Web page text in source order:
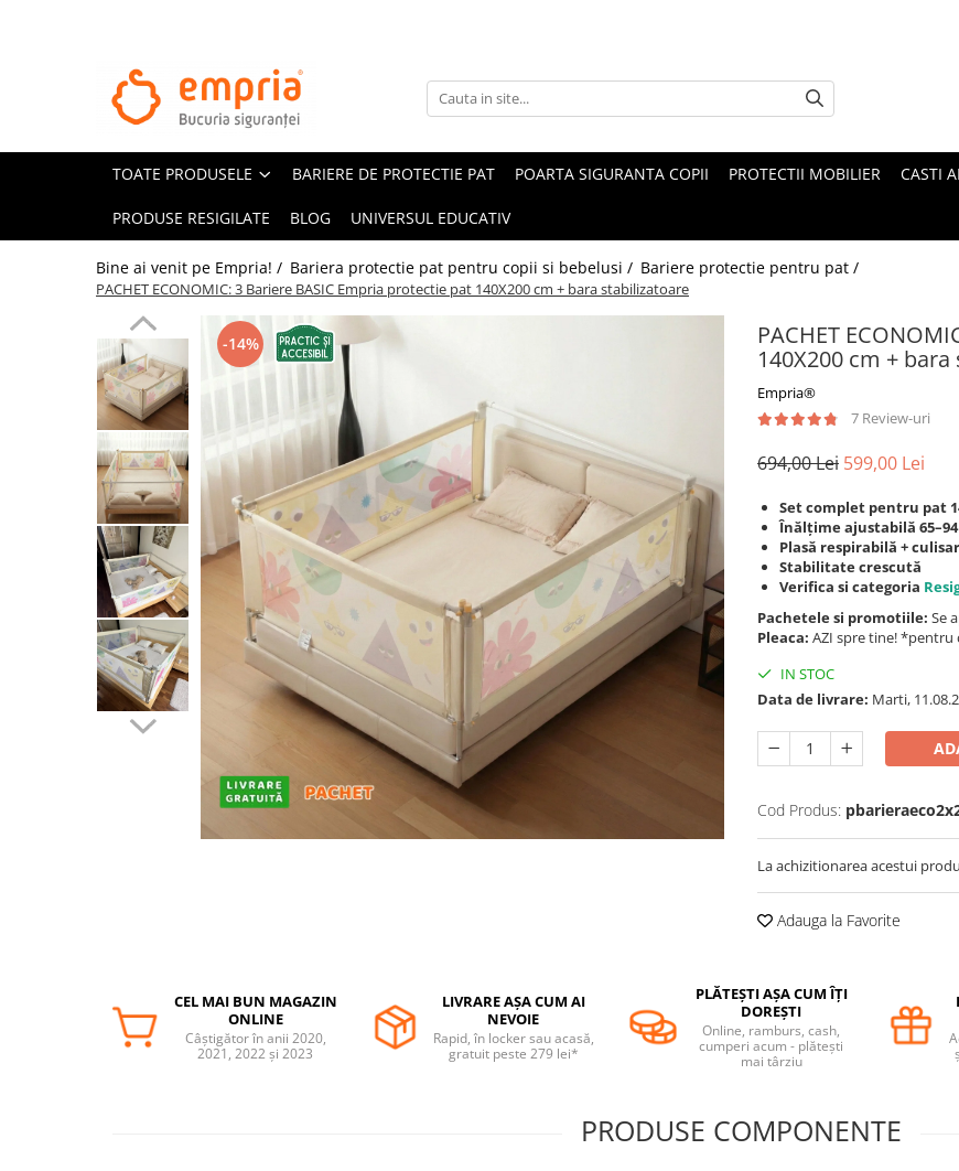
TOATE PRODUSELE
Oferte Protectii Laterale Pat
Bariere protectie pentru pat
Aparatori laterale patut bebe
Banda protectie mobila copii
Protectie colturi mobila copii
Sigurante pentru sertare si usi
Sigurante geamuri si usi glisante
Kituri de siguranta pentru copii si
Protectii casa
Protectii utile
Poarta siguranta copii
Deflectoare pentru aer conditionat
Protectii exterior
Casti antifonice pentru copii si
Echipament protectie bicicleta si
Somnul bebelusului
Carucioare si scaune auto
TOATE PRODUSELE BARIERE DE PROTECTIE PAT POARTA SIGURANTA COPII PROTECTII MOBILIER CASTI
PRODUSE RESIGILATE BLOG UNIVERSUL EDUCATIV
Bine ai venit pe Empria! / Bariera protectie pat pentru copii si bebelusi / Bariere protectie pentru pat /
PACHET ECONOMIC: 3 Bariere BASIC Empria protectie pat 140X200 cm + bara stabilizatoare
PACHET
140X200 cm +
Empria®
7 Review-uri
-14%
694,00 Lei 599,00 Lei
Set complet pentru pat
Înălțime ajustabilă
Plasă respirabilă +
Stabilitate crescută
Verifica si categoria
Pachetele si promotiile: Se
Pleaca: AZI spre tine! *pentru
IN STOC
Data de livrare: Marti,
Cod Produs:
La achizitionarea acestui
Adauga la Favorite
CEL MAI BUN MAGAZIN
ONLINE
Câștigător în anii 2020,
2021, 2022 și 2023
LIVRARE AȘA CUM AI
NEVOIE
Rapid, în locker sau acasă,
gratuit peste 279 lei*
PLĂTEȘTI AȘA CUM ÎȚI
DOREȘTI
Online, ramburs, cash,
cumperi acum - plătești
mai târziu
PRODUSE COMPONENTE